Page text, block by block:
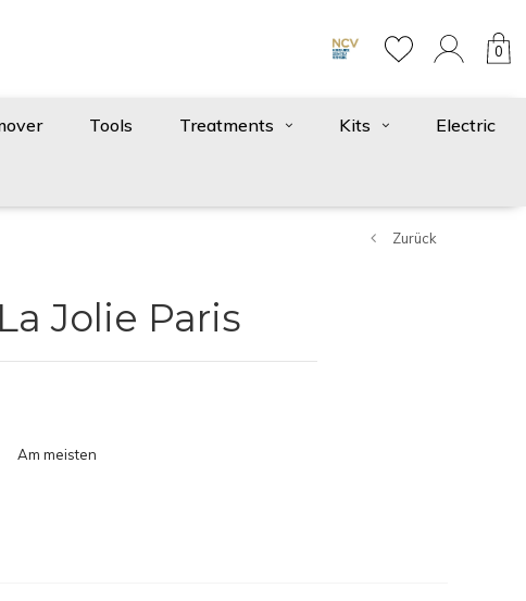
0
Tools Treatments Kits Electric
Zurück
Jolie Paris
Am meisten